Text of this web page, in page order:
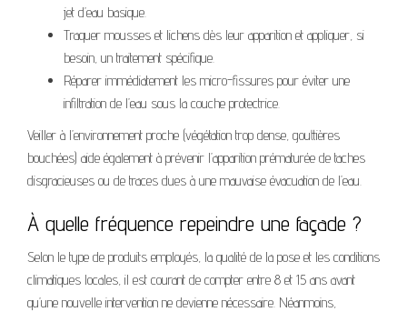
jet d’eau basique.
Traquer mousses et lichens dès leur apparition et appliquer, si
besoin, un traitement spécifique.
Réparer immédiatement les micro-fissures pour éviter une
infiltration de l’eau sous la couche protectrice.
Veiller à l’environnement proche (végétation trop dense, gouttières
bouchées) aide également à prévenir l’apparition prématurée de taches
disgracieuses ou de traces dues à une mauvaise évacuation de l’eau.
À quelle fréquence repeindre une façade ?
Selon le type de produits employés, la qualité de la pose et les conditions
climatiques locales, il est courant de compter entre 8 et 15 ans avant
qu’une nouvelle intervention ne devienne nécessaire. Néanmoins,